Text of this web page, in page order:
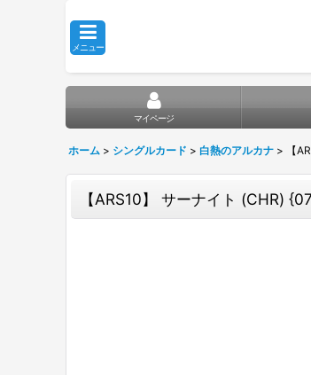
メニュー
マイページ
ホーム > シングルカード > 白熱のアルカナ > 【
【ARS10】 サーナイト (CHR)